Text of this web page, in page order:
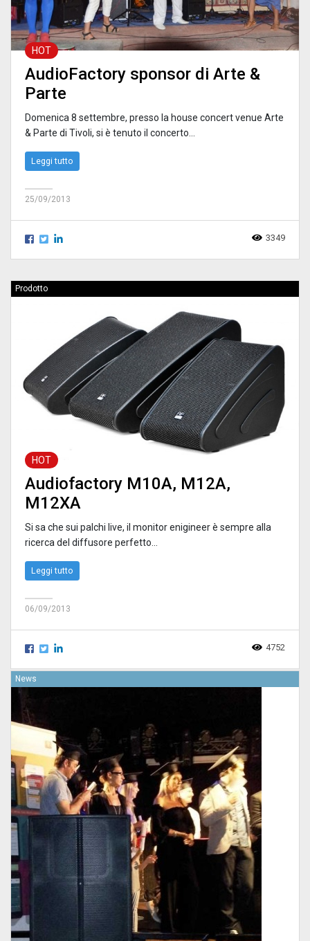
HOT
AudioFactory sponsor di Arte &
Parte
Domenica 8 settembre, presso la house concert venue Arte
& Parte di Tivoli, si è tenuto il concerto...
Leggi tutto
25/09/2013
3349
Prodotto
HOT
Audiofactory M10A, M12A,
M12XA
Si sa che sui palchi live, il monitor enigineer è sempre alla
ricerca del diffusore perfetto...
Leggi tutto
06/09/2013
4752
News